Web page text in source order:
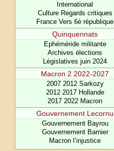
International
Culture Regards critiques
France Vers 6è république
Quinquennats
Ephéméride militante
Archives élections
Législatives juin 2024
Macron 2 2022-2027
2007 2012 Sarkozy
2012 2017 Hollande
2017 2022 Macron
Gouvernement Lecornu
Gouvernement Bayrou
Gouvernement Barnier
Macron l’injustice